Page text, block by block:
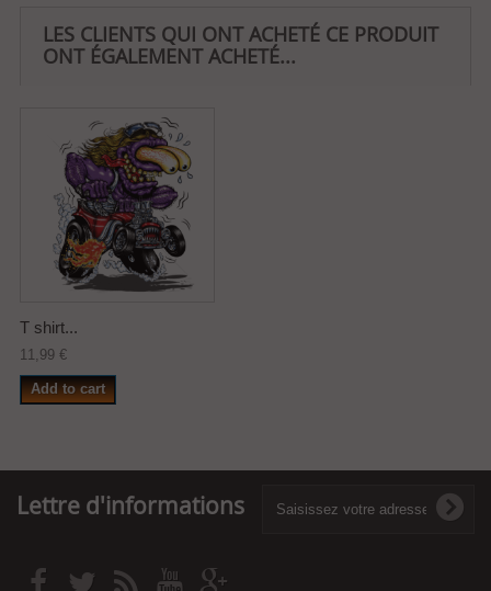
LES CLIENTS QUI ONT ACHETÉ CE PRODUIT
ONT ÉGALEMENT ACHETÉ...
T shirt...
11,99 €
Add to cart
Lettre d'informations